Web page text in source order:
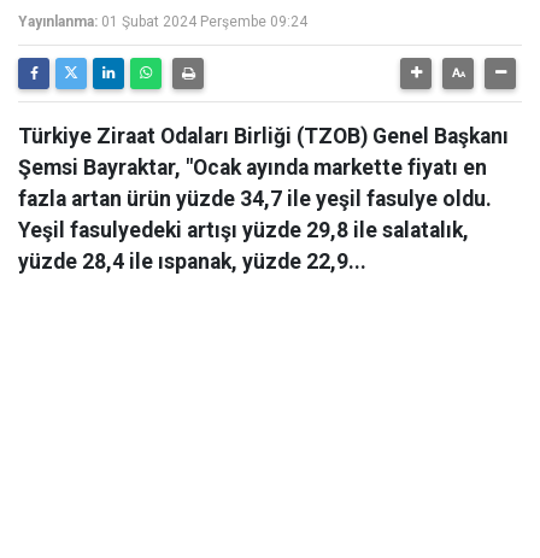
Yayınlanma: 01 Şubat 2024 Perşembe 09:24
Türkiye Ziraat Odaları Birliği (TZOB) Genel Başkanı
Şemsi Bayraktar, "Ocak ayında markette fiyatı en
fazla artan ürün yüzde 34,7 ile yeşil fasulye oldu.
Yeşil fasulyedeki artışı yüzde 29,8 ile salatalık,
yüzde 28,4 ile ıspanak, yüzde 22,9...